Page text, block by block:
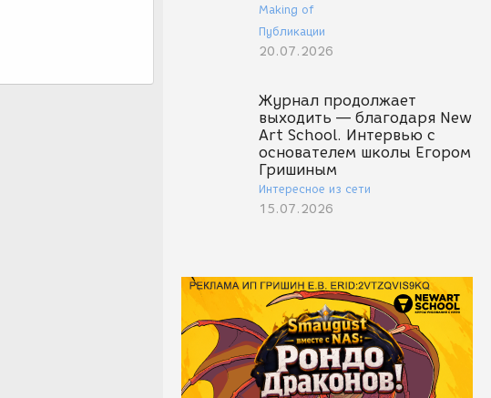
Making of
Публикации
20.07.2026
Журнал продолжает
выходить — благодаря New
Art School. Интервью с
основателем школы Егором
Гришиным
Интересное из сети
15.07.2026